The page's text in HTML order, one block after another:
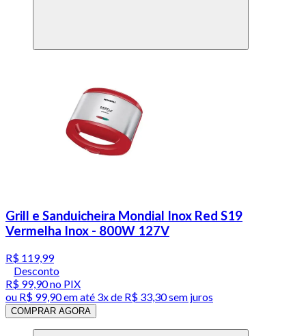
Grill e Sanduicheira Mondial Inox Red S19
Vermelha Inox - 800W 127V
R$ 119,99
Desconto
R$ 99,90no PIX
ou R$ 99,90em até 3x de R$ 33,30 sem juros
COMPRAR AGORA